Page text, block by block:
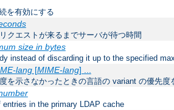
を有効にする
クエストが来るまでサーバが待つ時間
size in bytes
instead of discarding it up to the specified
lang[MIME-lang] ...
を示さなかったときの言語の variant の優先度
entries in the primary LDAP cache